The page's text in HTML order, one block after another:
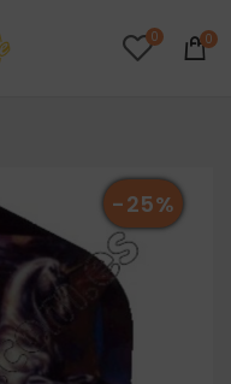
0 0
-25%